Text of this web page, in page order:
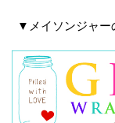
▼メイソンジャー